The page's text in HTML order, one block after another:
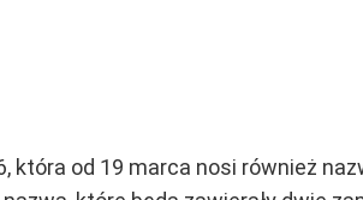
która od 19 marca nosi również